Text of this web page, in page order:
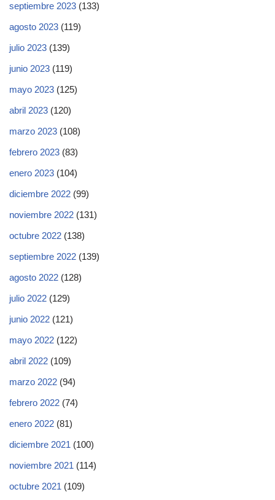
septiembre 2023 (133)
agosto 2023 (119)
julio 2023 (139)
junio 2023 (119)
mayo 2023 (125)
abril 2023 (120)
marzo 2023 (108)
febrero 2023 (83)
enero 2023 (104)
diciembre 2022 (99)
noviembre 2022 (131)
octubre 2022 (138)
septiembre 2022 (139)
agosto 2022 (128)
julio 2022 (129)
junio 2022 (121)
mayo 2022 (122)
abril 2022 (109)
marzo 2022 (94)
febrero 2022 (74)
enero 2022 (81)
diciembre 2021 (100)
noviembre 2021 (114)
octubre 2021 (109)